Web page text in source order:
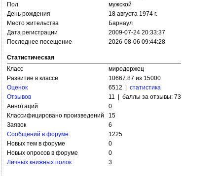
Пол
мужской
День рождения
18 августа 1974 г.
Место жительства
Барнаул
Дата регистрации
2009-07-24 20:33:37
Последнее посещение
2026-08-06 09:44:28
Статистическая
Класс
миродержец
Развитие в классе
10667.87 из 15000
Оценок
6512 | статистика
Отзывов
11 | баллы за отзывы: 73
Аннотаций
0
Классифицировано произведений
15
Заявок
6
Сообщений в форуме
1225
Новых тем в форуме
0
Новых опросов в форуме
0
Личных книжных полок
3